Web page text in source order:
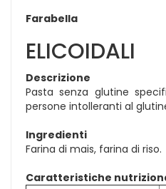
Farabella
ELICOIDALI
Descrizione
Pasta senza glutine
persone intolleranti al
Ingredienti
Farina di mais, farina di riso.
Caratteristiche